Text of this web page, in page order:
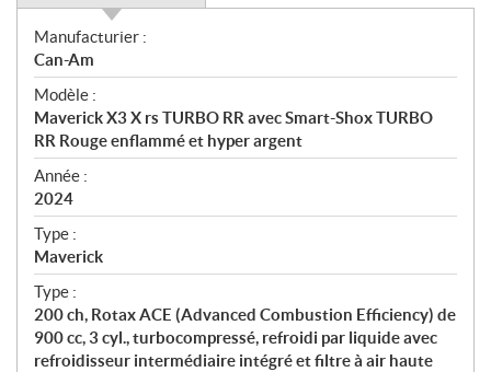
S
p
é
c
i
f
i
c
a
t
i
o
n
s
Manufacturier :
Can-Am
Modèle :
Maverick X3 X rs TURBO RR avec Smart-Shox TURBO
RR Rouge enflammé et hyper argent
Année :
2024
Type :
Maverick
Type :
200 ch, Rotax ACE (Advanced Combustion Efficiency) de
900 cc, 3 cyl., turbocompressé, refroidi par liquide avec
refroidisseur intermédiaire intégré et filtre à air haute